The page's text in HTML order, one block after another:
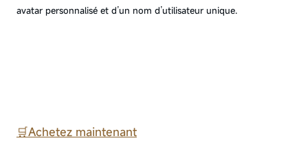
avatar personnalisé et d’un nom d’utilisateur unique.
🛒Achetez maintenant